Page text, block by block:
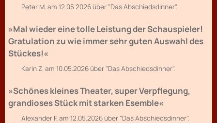
Peter M. am 12.05.2026 über "Das Abschiedsdinner".
»Mal wieder eine tolle Leistung der Schauspieler!
Gratulation zu wie immer sehr guten Auswahl des
Stückes!«
Karin Z. am 10.05.2026 über "Das Abschiedsdinner".
»Schönes kleines Theater, super Verpflegung,
grandioses Stück mit starken Esemble«
Alexander F. am 12.05.2026 über "Das Abschiedsdinner".